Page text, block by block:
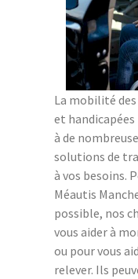
La mobilité
et handicapées
à de
solutions de
à vos besoins.
Méautis
possible, nos
vous aider à
ou pour vous
relever. Ils